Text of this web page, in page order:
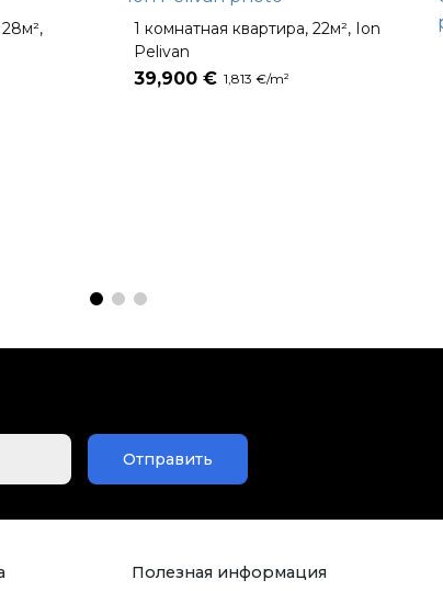
1 комнатная квартира, 22м², Ion
Pelivan
39,900 € 1,813 €/m²
Отправить
Полезная информация